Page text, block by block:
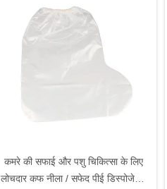
कमरे की सफाई और पशु चिकित्सा के लिए
लोचदार कफ नीला / सफेद पीई डिस्पोजेबल